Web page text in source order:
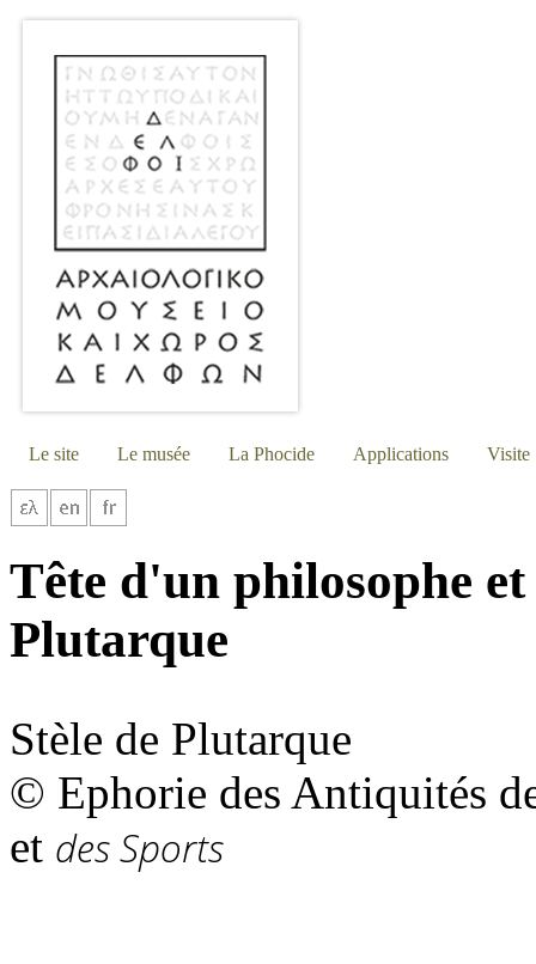
Le site Le musée La Phocide Applications Visite
Tête d'un philosophe
Plutarque
Stèle de Plutarque
© Ephorie des Antiquités
et des Sports